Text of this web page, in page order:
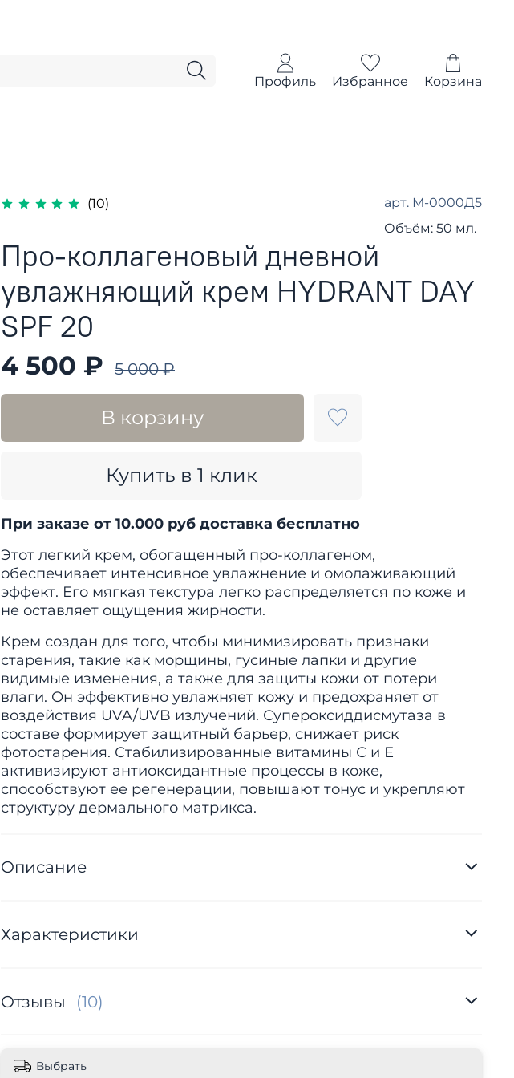
Профиль Избранное Корзина
(10) арт. М-0000Д5
Объём: 50 мл.
Про-коллагеновый дневной
увлажняющий крем HYDRANT DAY
SPF 20
4 500 ₽ 5 000 ₽
В корзину
Купить в 1 клик
При заказе от 10.000 руб доставка бесплатно
Этот легкий крем, обогащенный про-коллагеном,
обеспечивает интенсивное увлажнение и омолаживающий
эффект. Его мягкая текстура легко распределяется по коже и
не оставляет ощущения жирности.
Крем создан для того, чтобы минимизировать признаки
старения, такие как морщины, гусиные лапки и другие
видимые изменения, а также для защиты кожи от потери
влаги. Он эффективно увлажняет кожу и предохраняет от
воздействия UVA/UVB излучений. Супероксиддисмутаза в
составе формирует защитный барьер, снижает риск
фотостарения. Стабилизированные витамины С и Е
активизируют антиоксидантные процессы в коже,
способствуют ее регенерации, повышают тонус и укрепляют
структуру дермального матрикса.
Описание
Характеристики
Отзывы (10)
Выбрать